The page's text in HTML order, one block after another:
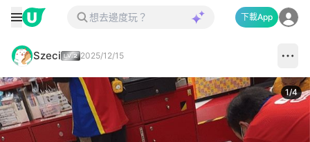
下載App
Szeci 2025/12/15
1/4